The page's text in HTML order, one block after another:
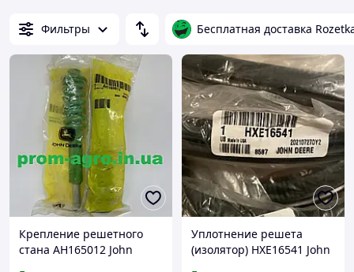
Фильтры Бесплатная доставка
Крепление решетного
стана AH165012 John
Уплотнение решета
(изолятор) HXE16541 John